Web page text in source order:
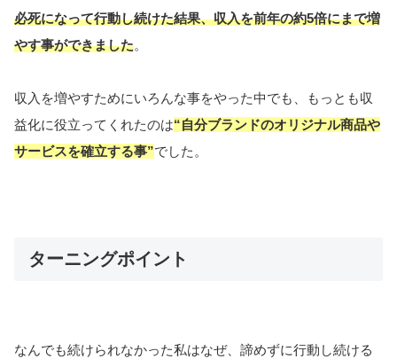
必死になって行動し続けた結果、収入を前年の約5倍にまで増
やす事ができました。
収入を増やすためにいろんな事をやった中でも、もっとも収
益化に役立ってくれたのは“自分ブランドのオリジナル商品や
サービスを確立する事”でした。
ターニングポイント
なんでも続けられなかった私はなぜ、諦めずに行動し続ける